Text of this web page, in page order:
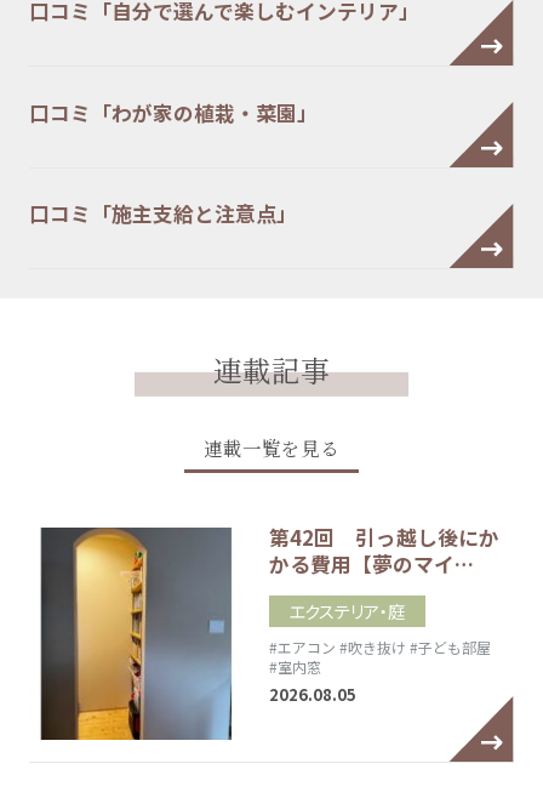
口コミ「自分で選んで楽しむインテリア」
口コミ「わが家の植栽・菜園」
口コミ「施主支給と注意点」
連載記事
連載一覧を見る
第42回 引っ越し後にか
かる費用【夢のマイ…
エクステリア・庭
#エアコン #吹き抜け #子ども部屋
#室内窓
2026.08.05